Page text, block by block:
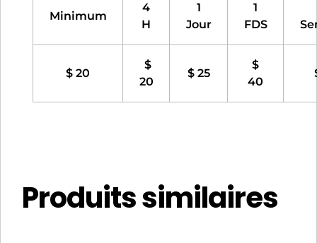
Minimum
4
H
1
Jour
1
FDS
$ 20
$
20
$ 25
$
40
Produits similaires